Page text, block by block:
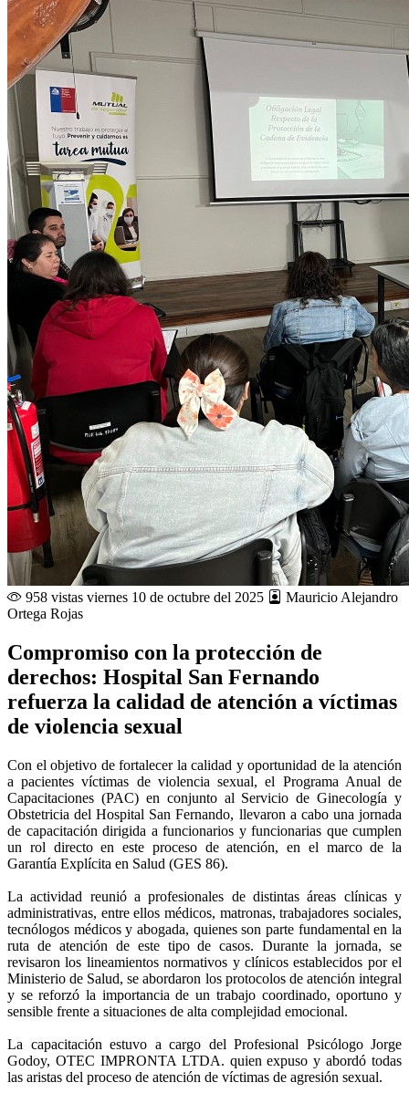
958 vistas viernes 10 de octubre del 2025
Mauricio Alejandro
Ortega Rojas
Compromiso con la protección de
derechos: Hospital San Fernando
refuerza la calidad de atención a víctimas
de violencia sexual
Con el objetivo de fortalecer la calidad y oportunidad de la atención
a pacientes víctimas de violencia sexual, el Programa Anual de
Capacitaciones (PAC) en conjunto al Servicio de Ginecología y
Obstetricia del Hospital San Fernando, llevaron a cabo una jornada
de capacitación dirigida a funcionarios y funcionarias que cumplen
un rol directo en este proceso de atención, en el marco de la
Garantía Explícita en Salud (GES 86).
La actividad reunió a profesionales de distintas áreas clínicas y
administrativas, entre ellos médicos, matronas, trabajadores sociales,
tecnólogos médicos y abogada, quienes son parte fundamental en la
ruta de atención de este tipo de casos. Durante la jornada, se
revisaron los lineamientos normativos y clínicos establecidos por el
Ministerio de Salud, se abordaron los protocolos de atención integral
y se reforzó la importancia de un trabajo coordinado, oportuno y
sensible frente a situaciones de alta complejidad emocional.
La capacitación estuvo a cargo del Profesional Psicólogo Jorge
Godoy, OTEC IMPRONTA LTDA. quien expuso y abordó todas
las aristas del proceso de atención de víctimas de agresión sexual.